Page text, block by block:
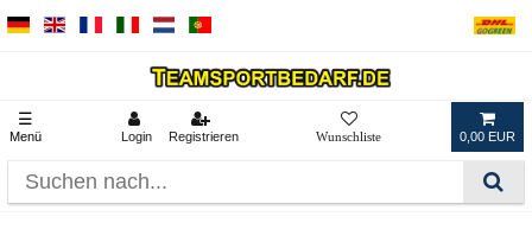
☰
Menü Login Registrieren 0,00 EUR